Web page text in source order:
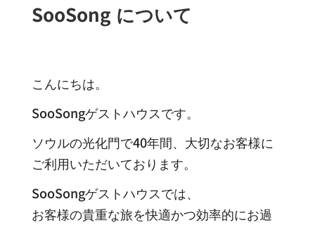
SooSong について
こんにちは。
SooSongゲストハウスです。
ソウルの光化門で40年間、大切なお客様に
ご利用いただいております。
SooSongゲストハウスでは、
お客様の貴重な旅を快適かつ効率的にお過